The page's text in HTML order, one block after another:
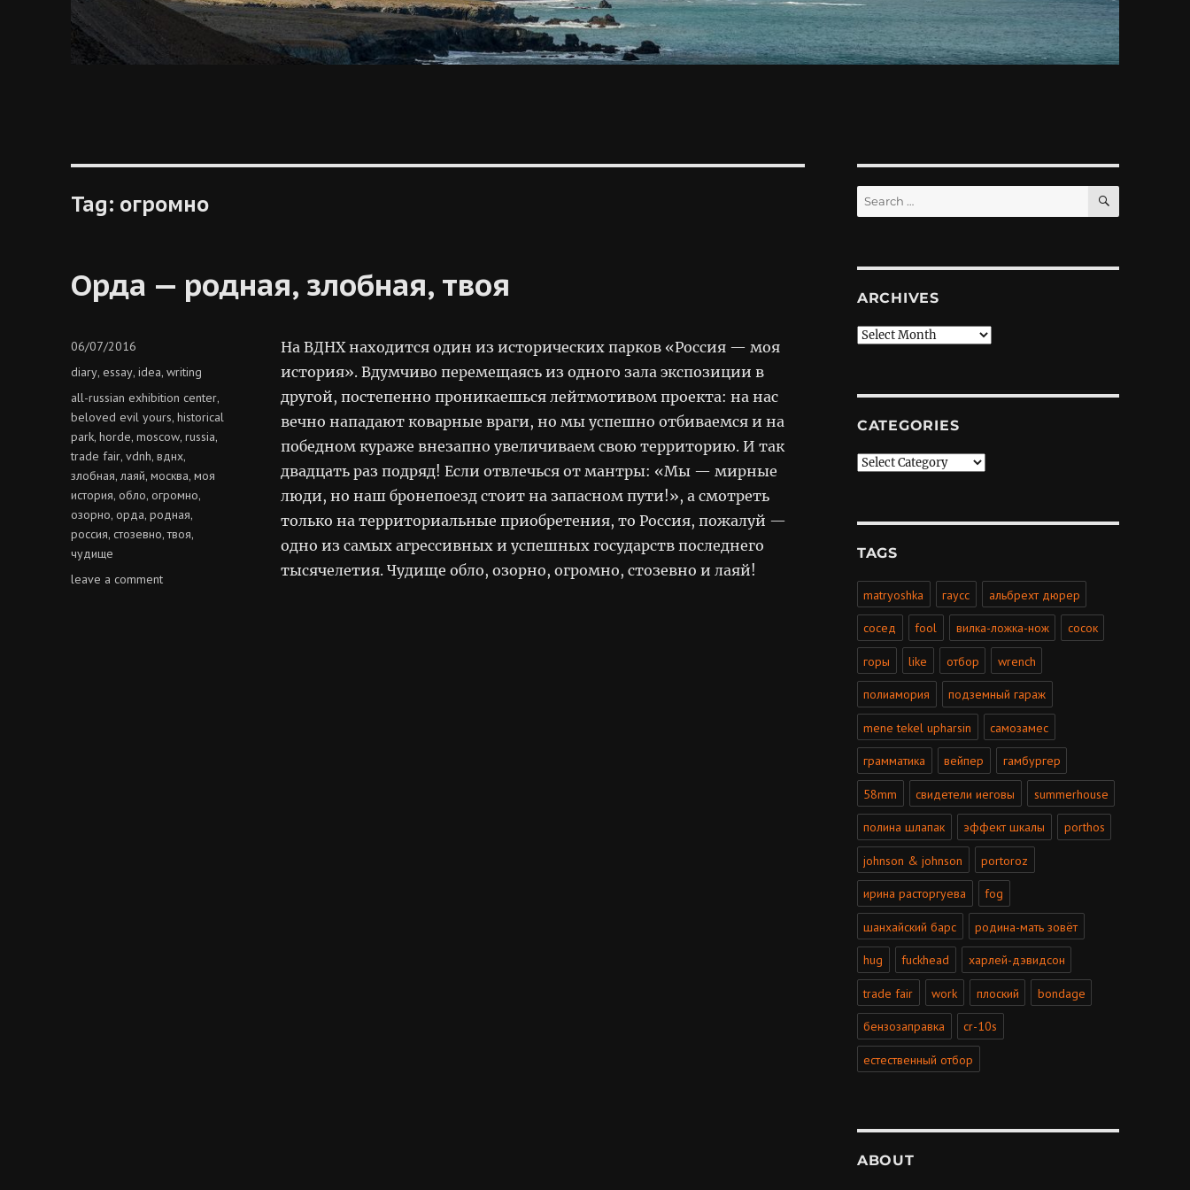
Tag: огромно
Орда — родная, злобная, твоя
На ВДНХ находится один из исторических парков «Россия — моя
история». Вдумчиво перемещаясь из одного зала экспозиции в
другой, постепенно проникаешься лейтмотивом проекта: на нас
вечно нападают коварные враги, но мы успешно отбиваемся и на
победном кураже внезапно увеличиваем свою территорию. И так
двадцать раз подряд! Если отвлечься от мантры: «Мы — мирные
люди, но наш бронепоезд стоит на запасном пути!», а смотреть
только на территориальные приобретения, то Россия, пожалуй —
одно из самых агрессивных и успешных государств последнего
тысячелетия. Чудище обло, озорно, огромно, стозевно и лаяй!
Posted
06/07/2016
Categories
diary,essay,idea,writing
Tags
all-russian exhibition center,
beloved evil yours,historical
park,horde,moscow,russia,
trade fair,vdnh,вднх,
злобная, лаяй,москва,моя
история,обло,огромно,
озорно,орда,родная,
россия,стозевно,твоя,
чудище
leave a commenton
Search
for:
SEARCH
ARCHIVES
Archives
CATEGORIES
Categories
TAGS
matryoshka гаусс альбрехт дюрер
сосед fool вилка-ложка-нож сосок
горы like отбор wrench
полиамория подземный гараж
mene tekel upharsin самозамес
грамматика вейпер гамбургер
58mm свидетели иеговы summerhouse
полина шлапак эффект шкалы porthos
johnson & johnson portoroz
ирина расторгуева fog
шанхайский барс родина-мать зовёт
hug fuckhead харлей-дэвидсон
trade fair work плоский bondage
бензозаправка cr-10s
естественный отбор
ABOUT